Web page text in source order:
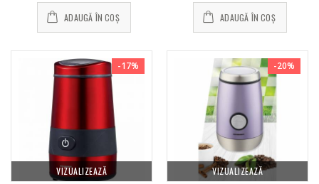
ADAUGĂ ÎN COȘ ADAUGĂ ÎN COȘ
VIZUALIZEAZĂ
-17%
VIZUALIZEAZĂ
-20%
-33%
Masina de tocat
carne NobeLTek
...
199,00 Lei
-14%
...
299,00 Lei